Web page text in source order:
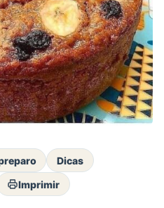
Dicas
Imprimir